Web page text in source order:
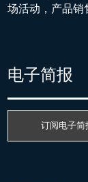
场活动，产品销
电子简报
订阅电子简